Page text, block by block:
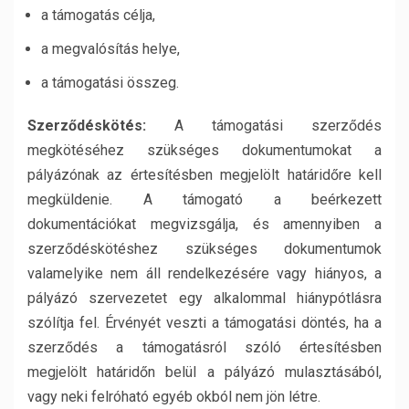
a támogatás célja,
a megvalósítás helye,
a támogatási összeg.
Szerződéskötés: A támogatási szerződés
megkötéséhez szükséges dokumentumokat a
pályázónak az értesítésben megjelölt határidőre kell
megküldenie. A támogató a beérkezett
dokumentációkat megvizsgálja, és amennyiben a
szerződéskötéshez szükséges dokumentumok
valamelyike nem áll rendelkezésére vagy hiányos, a
pályázó szervezetet egy alkalommal hiánypótlásra
szólítja fel. Érvényét veszti a támogatási döntés, ha a
szerződés a támogatásról szóló értesítésben
megjelölt határidőn belül a pályázó mulasztásából,
vagy neki felróható egyéb okból nem jön létre.